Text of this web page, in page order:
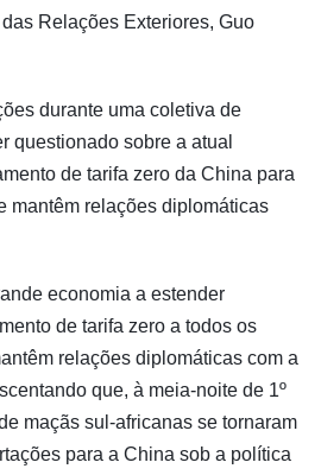
Relações Exteriores, Guo
durante uma coletiva de
questionado sobre a atual
de tarifa zero da China para
mantêm relações diplomáticas
economia a estender
de tarifa zero a todos os
relações diplomáticas com a
que, à meia-noite de 1º
maçãs sul-africanas se tornaram
para a China sob a política